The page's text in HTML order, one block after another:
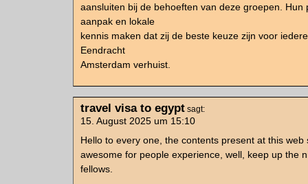
aansluiten bij de behoeften van deze groepen. Hun
aanpak en lokale
kennis maken dat zij de beste keuze zijn voor
Eendracht
Amsterdam verhuist.
travel visa to egypt sagt:
15. August 2025 um 15:10
Hello to every one, the contents present at this web
awesome for people experience, well, keep up the
fellows.